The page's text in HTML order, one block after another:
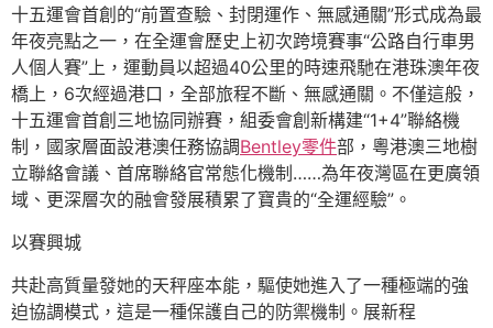
十五運會首創的“前置查驗、封閉運作、無感通關”形式成為最
年夜亮點之一，在全運會歷史上初次跨境賽事“公路自行車男
人個人賽”上，運動員以超過40公里的時速飛馳在港珠澳年夜
橋上，6次經過港口，全部旅程不斷、無感通關。不僅這般，
十五運會首創三地協同辦賽，組委會創新構建“1+4”聯絡機
制，國家層面設港澳任務協調Bentley零件部，粵港澳三地樹
立聯絡會議、首席聯絡官常態化機制……為年夜灣區在更廣領
域、更深層次的融會發展積累了寶貴的“全運經驗”。
以賽興城
共赴高質量發她的天秤座本能，驅使她進入了一種極端的強
迫協調模式，這是一種保護自己的防禦機制。展新程